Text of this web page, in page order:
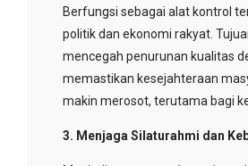
Berfungsi sebagai alat kontrol
politik dan ekonomi rakyat.
mencegah penurunan kualitas
memastikan kesejahteraan
makin merosot, terutama bagi
3. Menjaga Silaturahmi dan